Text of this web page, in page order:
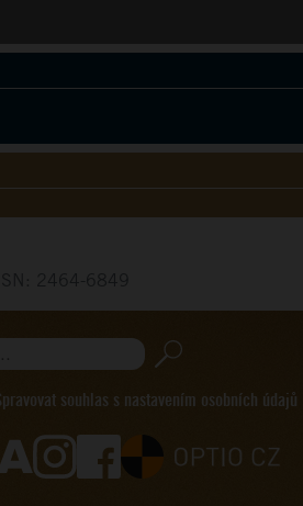
souhlas s nastavením osobních údajů